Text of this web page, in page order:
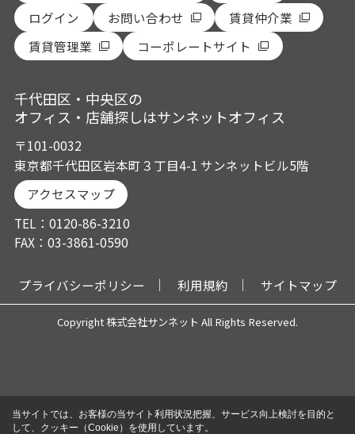
ログイン
お問い合わせ
賃貸仲介業
賃貸管理業
コーポレートサイト
千代田区・中央区の
オフィス・店舗探しはサンネットオフィス
〒101-0032
東京都千代田区岩本町３丁目4-1 サンネットビル5階
アクセスマップ
TEL：0120-86-3210
FAX：03-3861-0590
プライバシーポリシー 利用規約 サイトマップ
Copyright 株式会社サンネット All Rights Reserved.
当サイトでは、お客様の当サイト利用状況把握、サービス向上検討を目的と
して、クッキー（Cookie）を使用しています。